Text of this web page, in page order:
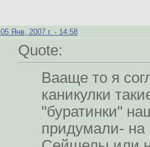
05 Янв, 2007 г. - 14:58
Quote:
Вааще то я
каникулки
"буратинки"
придумали-